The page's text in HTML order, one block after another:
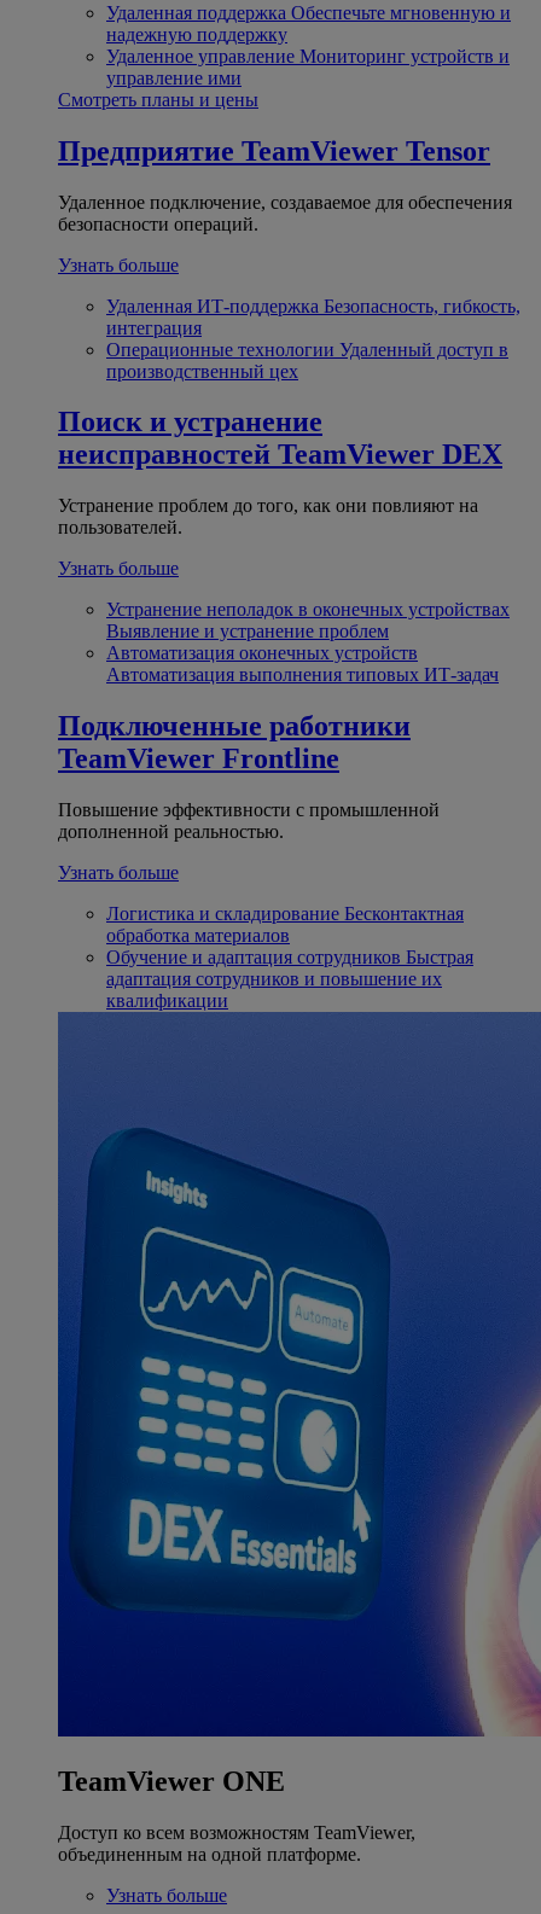
Удаленная поддержка Обеспечьте мгновенную и
надежную поддержку
Удаленное управление Мониторинг устройств и
управление ими
Смотреть планы и цены
Предприятие TeamViewer Tensor
Удаленное подключение, создаваемое для обеспечения
безопасности операций.
Узнать больше
Удаленная ИТ-поддержка Безопасность, гибкость,
интеграция
Операционные технологии Удаленный доступ в
производственный цех
Поиск и устранение
неисправностей TeamViewer DEX
Устранение проблем до того, как они повлияют на
пользователей.
Узнать больше
Устранение неполадок в оконечных устройствах
Выявление и устранение проблем
Автоматизация оконечных устройств
Автоматизация выполнения типовых ИТ-задач
Подключенные работники
TeamViewer Frontline
Повышение эффективности с промышленной
дополненной реальностью.
Узнать больше
Логистика и складирование Бесконтактная
обработка материалов
Обучение и адаптация сотрудников Быстрая
адаптация сотрудников и повышение их
квалификации
TeamViewer ONE
Доступ ко всем возможностям TeamViewer,
объединенным на одной платформе.
Узнать больше